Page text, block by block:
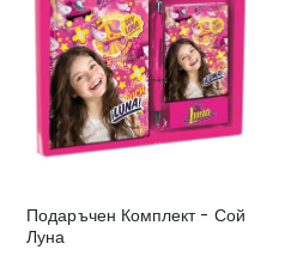
Подаръчен Комплект - Сой
Луна